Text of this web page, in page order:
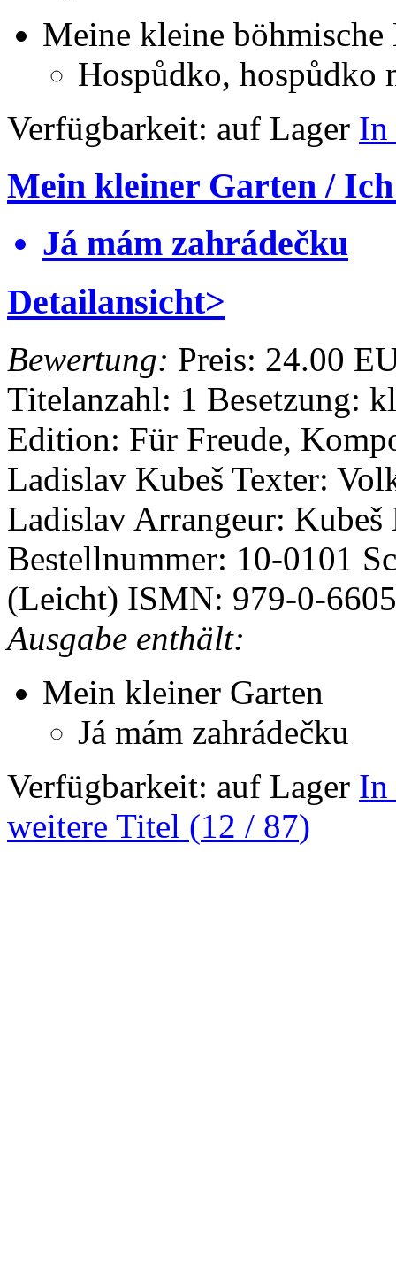
Meine kleine böhmische
Hospůdko, hospůdko
Verfügbarkeit: auf Lager In
Mein kleiner Garten /
Já mám zahrádečku
Detailansicht>
Bewertung: Preis: 24.00
Titelanzahl: 1 Besetzung:
Edition: Für Freude,
Ladislav Kubeš Texter:
Ladislav Arrangeur:
Bestellnummer: 10-0101
(Leicht) ISMN: 979-0-
Ausgabe enthält:
Mein kleiner Garten
Já mám zahrádečku
Verfügbarkeit: auf Lager In
weitere Titel (12 / 87)